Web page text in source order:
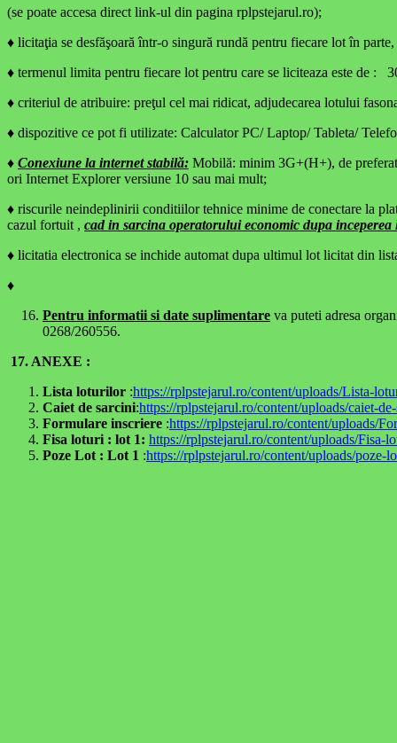
(se poate accesa direct link-ul din pagina rplpstejarul.ro);
♦ licitaţia se desfăşoară într-o singură rundă pentru fiecare lot în
♦ termenul limita pentru fiecare lot pentru care se liciteaza este de :
♦ criteriul de atribuire: preţul cel mai ridicat, adjudecarea lotului
♦ dispozitive ce pot fi utilizate: Calculator PC/ Laptop/ Tableta/
♦ Conexiune la internet stabilă: Mobilă: minim 3G+(H+), de
ori Internet Explorer versiune 10 sau mai mult;
♦ riscurile neindeplinirii conditiilor tehnice minime de conectare la
cazul fortuit , cad in sarcina operatorului economic dupa inceperea
♦ licitatia electronica se inchide automat dupa ultimul lot licitat din
♦
Pentru informatii si date suplimentare va puteti adresa
0268/260556.
17. ANEXE :
Lista loturilor :https://rplpstejarul.ro/content/uploads/Lista-
Caiet de sarcini:https://rplpstejarul.ro/content/uploads/caiet-
Formulare inscriere :https://rplpstejarul.ro/content/uploads/
Fisa loturi : lot 1: https://rplpstejarul.ro/content/uploads/Fisa-
Poze Lot : Lot 1 :https://rplpstejarul.ro/content/uploads/poze-